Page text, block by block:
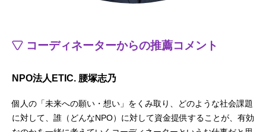
コーディネーターからの推薦コメント
NPO法人ETIC. 腰塚志乃
個人の「未来への願い・想い」をくみ取り、どのような社会課題
に対して、誰（どんなNPO）に対して資金提供することが、有効